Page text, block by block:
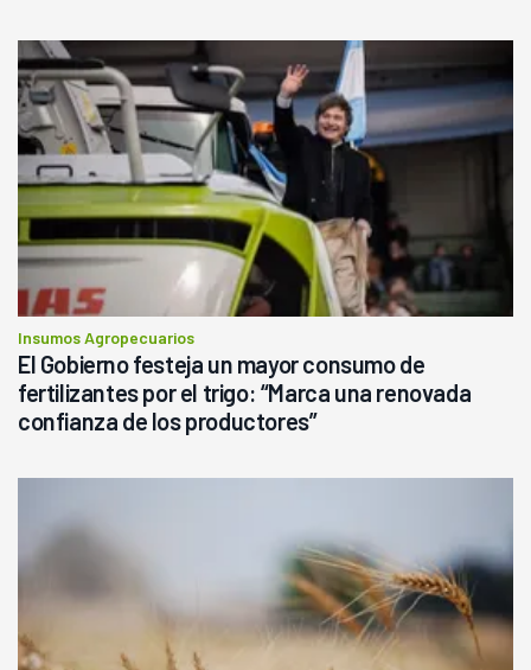
Insumos Agropecuarios
El Gobierno festeja un mayor consumo de
fertilizantes por el trigo: “Marca una renovada
confianza de los productores”